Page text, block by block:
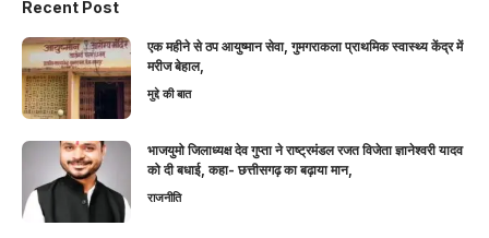
Recent Post
एक महीने से ठप आयुष्मान सेवा, गुमगराकला प्राथमिक स्वास्थ्य केंद्र में
मरीज बेहाल,
मुद्दे की बात
भाजयुमो जिलाध्यक्ष देव गुप्ता ने राष्ट्रमंडल रजत विजेता ज्ञानेश्वरी यादव
को दी बधाई, कहा- छत्तीसगढ़ का बढ़ाया मान,
राजनीति